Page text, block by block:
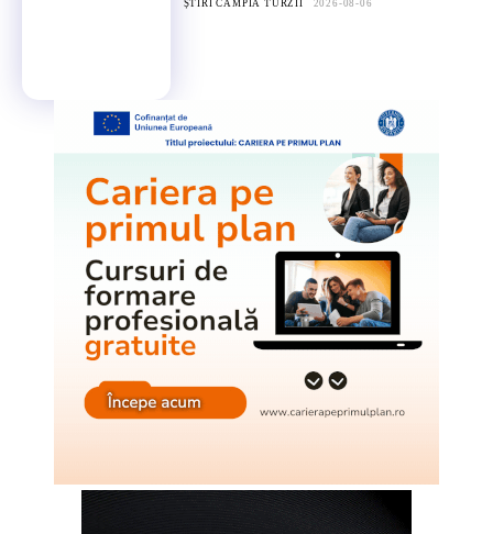
ȘTIRI CÂMPIA TURZII 2026-08-06